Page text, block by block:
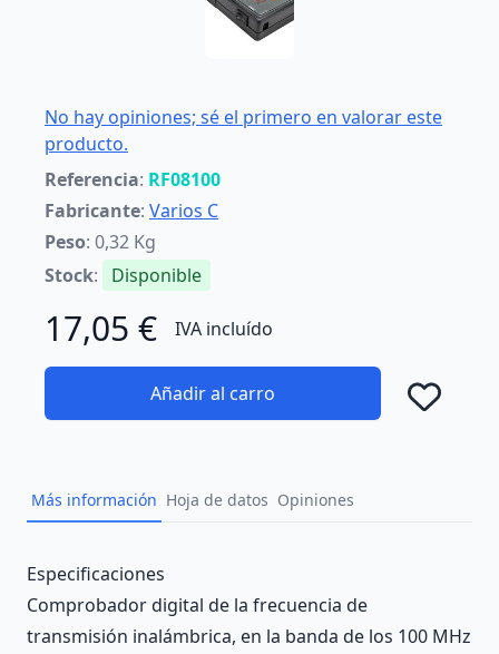
No hay opiniones; sé el primero en valorar este
producto.
Referencia: RF08100
Fabricante: Varios C
Peso: 0,32 Kg
Stock: Disponible
17,05 € IVA incluído
Añadir al carro
Más información Hoja de datos Opiniones
Description
Especificaciones
Comprobador digital de la frecuencia de
transmisión inalámbrica, en la banda de los 100 MHz